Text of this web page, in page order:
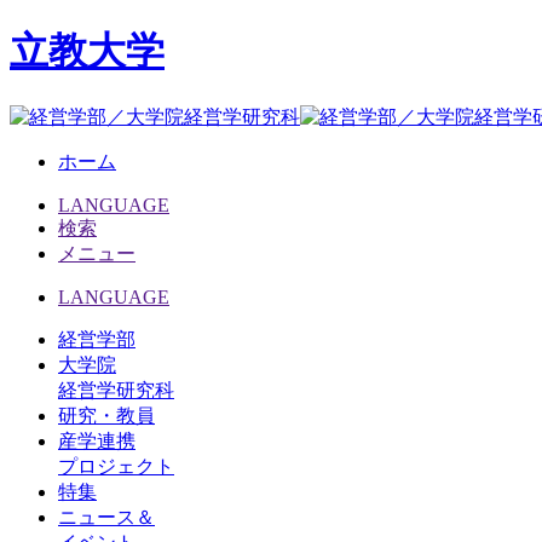
立教大学
ホーム
LANGUAGE
検索
メニュー
LANGUAGE
経営学部
大学院
経営学研究科
研究・教員
産学連携
プロジェクト
特集
ニュース＆